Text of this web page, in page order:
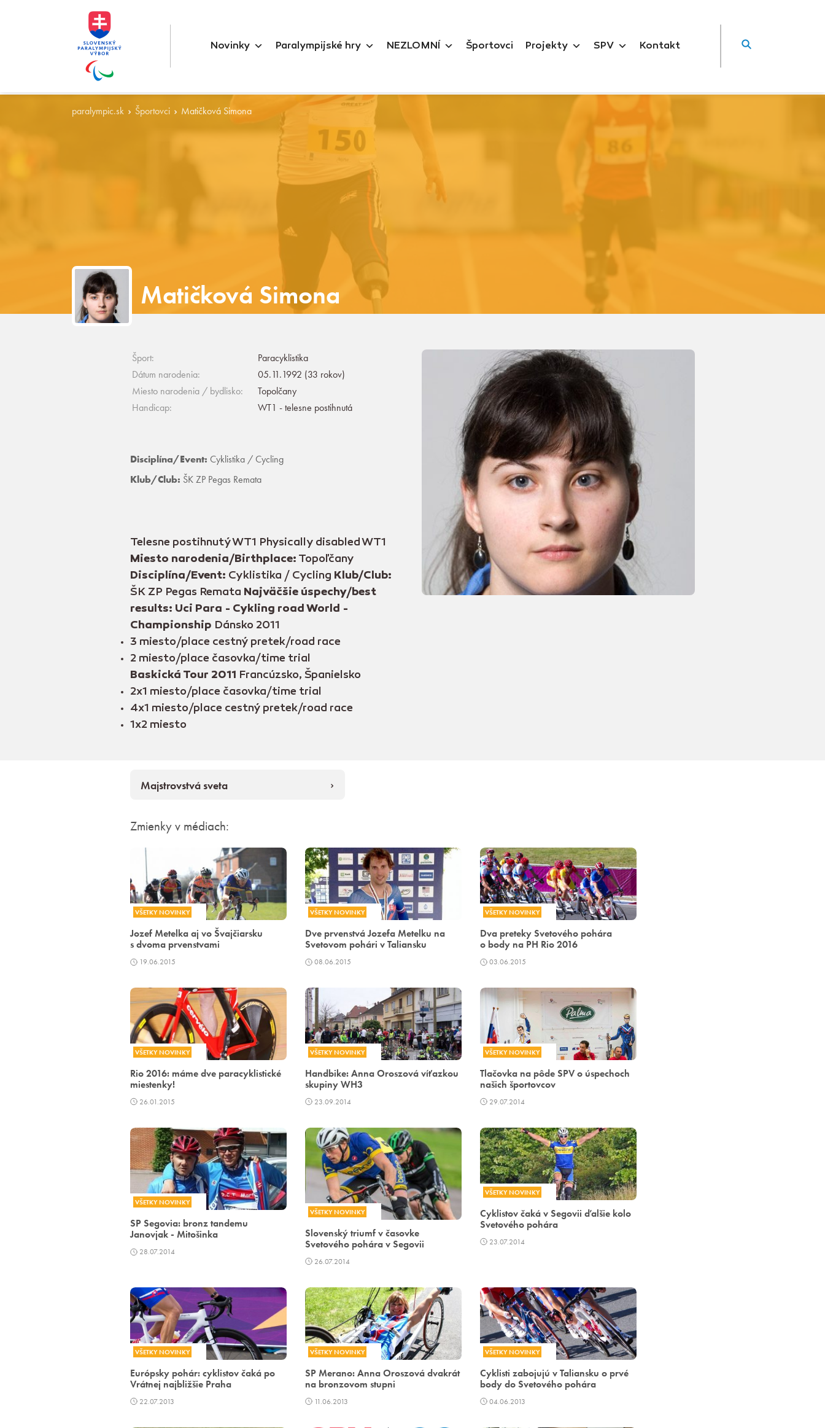
Novinky Paralympijské hry NEZLOMNÍ Športovci Projekty SPV Kontakt
paralympic.sk Športovci Matičková Simona
Matičková Simona
Šport:
Paracyklistika
Dátum narodenia:
05.11.1992 (33 rokov)
Miesto narodenia / bydlisko:
Topolčany
Handicap:
WT1 - telesne postihnutá
Disciplína/Event: Cyklistika / Cycling
Klub/Club: ŠK ZP Pegas Remata
Telesne postihnutý WT1 Physically disabled WT1
Miesto narodenia/Birthplace: Topoľčany
Disciplína/Event: Cyklistika / Cycling Klub/Club:
ŠK ZP Pegas Remata Najväčšie úspechy/best
results: Uci Para - Cykling road World -
Championship Dánsko 2011
3 miesto/place cestný pretek/road race
2 miesto/place časovka/time trial
Baskická Tour 2011 Francúzsko, Španielsko
2x1 miesto/place časovka/time trial
4x1 miesto/place cestný pretek/road race
1x2 miesto
Majstrovstvá sveta
Zmienky v médiach:
VŠETKY NOVINKY
Jozef Metelka aj vo Švajčiarsku
s dvoma prvenstvami
19.06.2015
VŠETKY NOVINKY
Dve prvenstvá Jozefa Metelku na
Svetovom pohári v Taliansku
08.06.2015
VŠETKY NOVINKY
Dva preteky Svetového pohára
o body na PH Rio 2016
03.06.2015
VŠETKY NOVINKY
Rio 2016: máme dve paracyklistické
miestenky!
26.01.2015
VŠETKY NOVINKY
Handbike: Anna Oroszová víťazkou
skupiny WH3
23.09.2014
VŠETKY NOVINKY
Tlačovka na pôde SPV o úspechoch
našich športovcov
29.07.2014
VŠETKY NOVINKY
SP Segovia: bronz tandemu
Janovjak - Mitošinka
28.07.2014
VŠETKY NOVINKY
Slovenský triumf v časovke
Svetového pohára v Segovii
26.07.2014
VŠETKY NOVINKY
Cyklistov čaká v Segovii ďalšie kolo
Svetového pohára
23.07.2014
VŠETKY NOVINKY
Európsky pohár: cyklistov čaká po
Vrátnej najbližšie Praha
22.07.2013
VŠETKY NOVINKY
SP Merano: Anna Oroszová dvakrát
na bronzovom stupni
11.06.2013
VŠETKY NOVINKY
Cyklisti zabojujú v Taliansku o prvé
body do Svetového pohára
04.06.2013